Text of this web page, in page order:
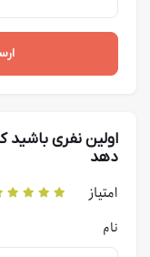
اولین نفری باشید
دهد
امتیاز
نام